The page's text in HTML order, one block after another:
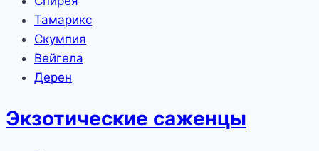
Тамарикс
Скумпия
Вейгела
Дерен
Экзотические саженцы